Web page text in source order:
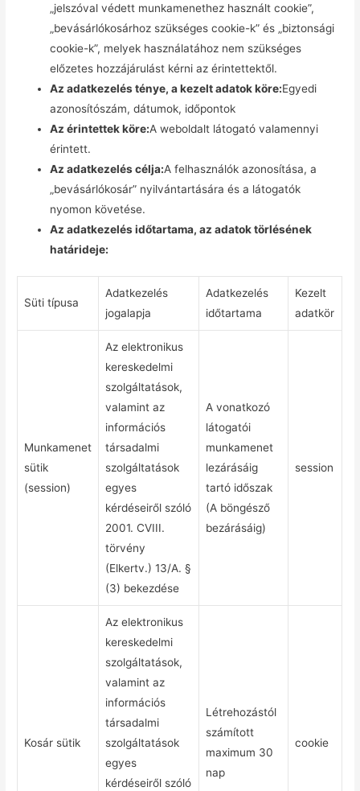
„jelszóval védett munkamenethez használt cookie”,
„bevásárlókosárhoz szükséges cookie-k” és „biztonsági
cookie-k”, melyek használatához nem szükséges
előzetes hozzájárulást kérni az érintettektől.
Az adatkezelés ténye, a kezelt adatok köre:Egyedi
azonosítószám, dátumok, időpontok
Az érintettek köre:A weboldalt látogató valamennyi
érintett.
Az adatkezelés célja:A felhasználók azonosítása, a
„bevásárlókosár” nyilvántartására és a látogatók
nyomon követése.
Az adatkezelés időtartama, az adatok törlésének
határideje:
Süti típusa
Adatkezelés
jogalapja
Adatkezelés
időtartama
Kezelt
adatkör
Munkamenet
sütik
(session)
Az elektronikus
kereskedelmi
szolgáltatások,
valamint az
információs
társadalmi
szolgáltatások
egyes
kérdéseiről szóló
2001. CVIII.
törvény
(Elkertv.) 13/A. §
(3) bekezdése
A vonatkozó
látogatói
munkamenet
lezárásáig
tartó időszak
(A böngésző
bezárásáig)
session
Kosár sütik
Az elektronikus
kereskedelmi
szolgáltatások,
valamint az
információs
társadalmi
szolgáltatások
egyes
kérdéseiről szóló
Létrehozástól
számított
maximum 30
nap
cookie